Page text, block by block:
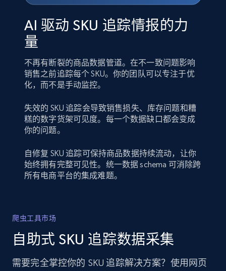
AI 驱动 SKU 追踪情报的力
量
不再有断裂的商品数据管道。在不一致问题影响
销售之前追踪每个 SKU。你的团队可以专注于优
化，而不是手动监控。
失效的 SKU 追踪会导致销售损失、库存问题和糟
糕的数字货架可见度。每一个数据缺口都会变成
你的问题。
自修复 SKU 追踪可保持商品数据持续流动，让你
始终拥有完整可见性。统一数据 schema 可消除跨
所有电商平台的集成难题。
爬虫工具市场
自助式 SKU 追踪数据采集
需要完全掌控你的 SKU 追踪解决方案？使用网页